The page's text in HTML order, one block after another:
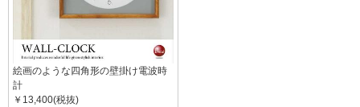
絵画のような四角形の壁掛け電波時
計
￥13,400(税抜)